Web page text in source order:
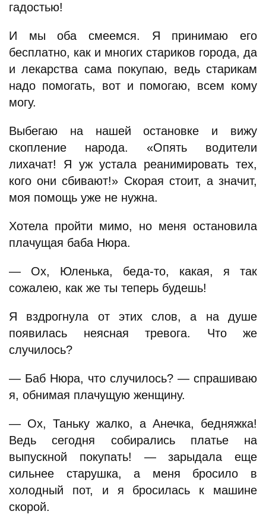
гадостью!
И мы оба смеемся. Я принимаю его
бесплатно, как и многих стариков города, да
и лекарства сама покупаю, ведь старикам
надо помогать, вот и помогаю, всем кому
могу.
Выбегаю на нашей остановке и вижу
скопление народа. «Опять водители
лихачат! Я уж устала реанимировать тех,
кого они сбивают!» Скорая стоит, а значит,
моя помощь уже не нужна.
Хотела пройти мимо, но меня остановила
плачущая баба Нюра.
— Ох, Юленька, беда-то, какая, я так
сожалею, как же ты теперь будешь!
Я вздрогнула от этих слов, а на душе
появилась неясная тревога. Что же
случилось?
— Баб Нюра, что случилось? — спрашиваю
я, обнимая плачущую женщину.
— Ох, Таньку жалко, а Анечка, бедняжка!
Ведь сегодня собирались платье на
выпускной покупать! — зарыдала еще
сильнее старушка, а меня бросило в
холодный пот, и я бросилась к машине
скорой.